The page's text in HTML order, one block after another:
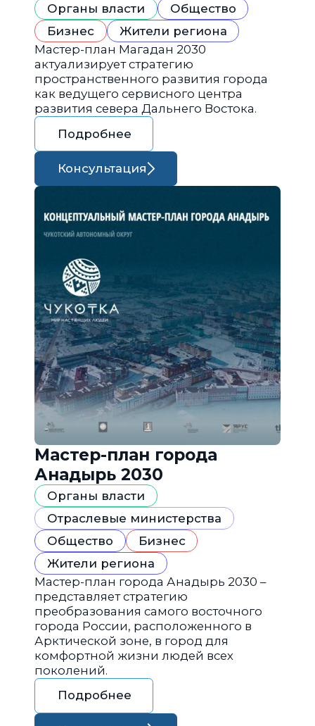
Органы власти
Общество
Бизнес
Жители региона
Мастер-план Магадан 2030
актуализирует стратегию
пространственного развития города
как ведущего сервисного центра
развития севера Дальнего Востока.
Подробнее
Консультация
Мастер-план города
Анадырь 2030
Органы власти
Отраслевые министерства
Общество
Бизнес
Жители региона
Мастер-план города Анадырь 2030 –
представляет стратегию
преобразования самого восточного
города России, расположенного в
Арктической зоне, в город для
комфортной жизни людей всех
поколений.
Подробнее